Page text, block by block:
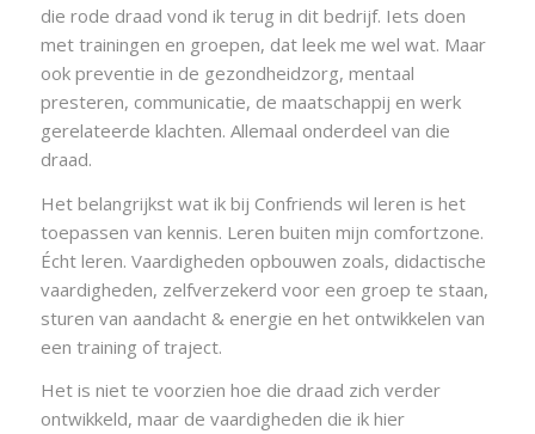
die rode draad vond ik terug in dit bedrijf. Iets doen
met trainingen en groepen, dat leek me wel wat. Maar
ook preventie in de gezondheidzorg, mentaal
presteren, communicatie, de maatschappij en werk
gerelateerde klachten. Allemaal onderdeel van die
draad.
Het belangrijkst wat ik bij Confriends wil leren is het
toepassen van kennis. Leren buiten mijn comfortzone.
Écht leren. Vaardigheden opbouwen zoals, didactische
vaardigheden, zelfverzekerd voor een groep te staan,
sturen van aandacht & energie en het ontwikkelen van
een training of traject.
Het is niet te voorzien hoe die draad zich verder
ontwikkeld, maar de vaardigheden die ik hier